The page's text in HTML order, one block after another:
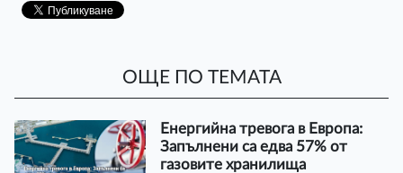
ОЩЕ ПО ТЕМАТА
Енергийна тревога в Европа:
Запълнени са едва 57% от
газовите хранилища